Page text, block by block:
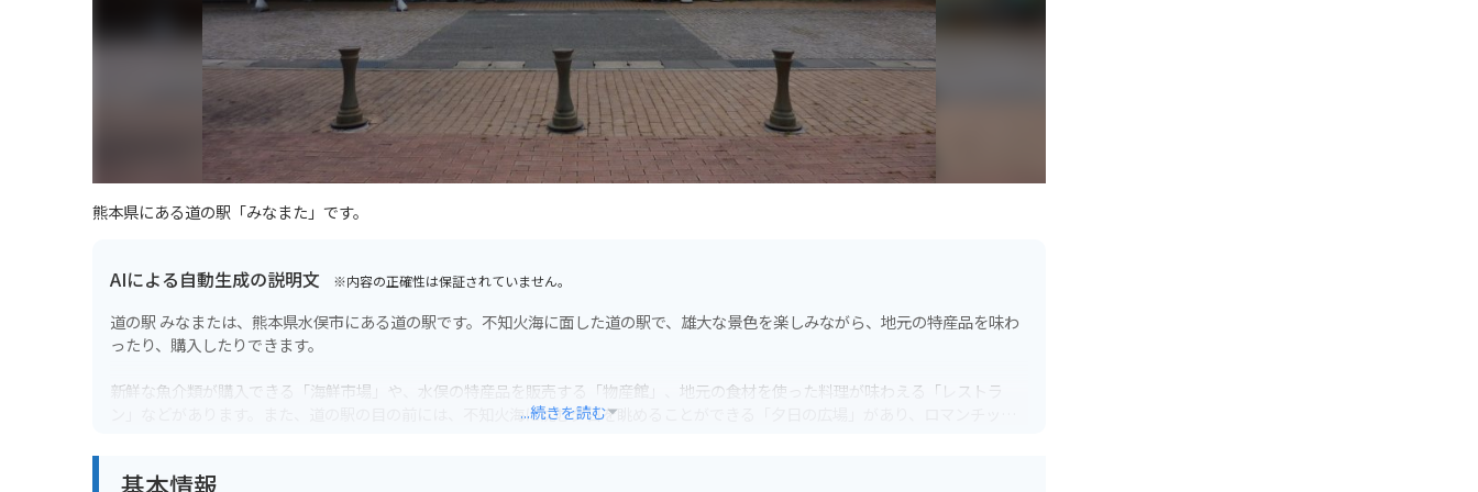
熊本県にある道の駅「みなまた」です。
AIによる自動生成の説明文 ※内容の正確性は保証されていません。
道の駅 みなまたは、熊本県水俣市にある道の駅です。不知火海に面した道の駅で、雄大な景色を楽しみながら、地元の特産品を味わ
ったり、購入したりできます。
新鮮な魚介類が購入できる「海鮮市場」や、水俣の特産品を販売する「物産館」、地元の食材を使った料理が味わえる「レストラ
ン」などがあります。また、道の駅の目の前には、不知火海に沈む夕日を眺めることができる「夕日の広場」があり、ロマンチック
バイクで訪れる場合、道の駅には広い駐車場が完備されているので安心です。周辺には、環境問題について学べる「水俣病資料館」
...続きを読む
基本情報